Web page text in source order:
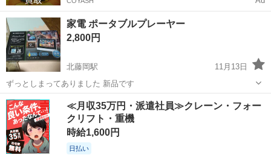
家電 ポータブルプレーヤー
2,800円
北藤岡駅
11月13日
ずっとしまってありました 新品です
群馬 藤岡市 北藤岡駅 ポータブルプレーヤー
≪月収35万円・派遣社員≫クレーン・フォー
クリフト・重機
時給1,600円
日払い